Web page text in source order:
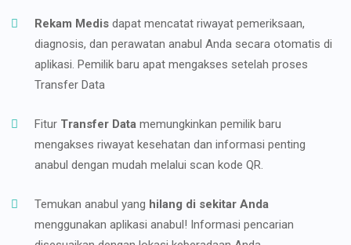
Rekam Medis dapat mencatat riwayat pemeriksaan,
diagnosis, dan perawatan anabul Anda secara otomatis di
aplikasi. Pemilik baru apat mengakses setelah proses
Transfer Data
Fitur Transfer Data memungkinkan pemilik baru
mengakses riwayat kesehatan dan informasi penting
anabul dengan mudah melalui scan kode QR.
Temukan anabul yang hilang di sekitar Anda
menggunakan aplikasi anabul! Informasi pencarian